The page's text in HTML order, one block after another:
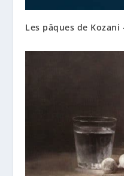
Les pâques de Kozani